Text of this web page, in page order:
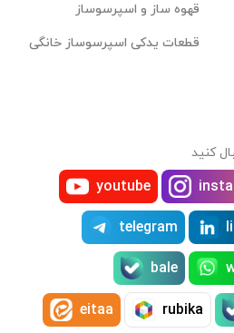
قهوه ساز و اسپرسوساز
قطعات یدکی اسپرسوساز خانگی
کنید
youtube
telegram
bale
rubika
eitaa